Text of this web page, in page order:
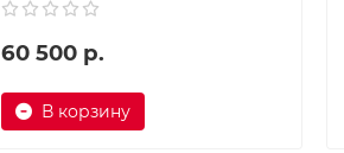
60 500 р.
В корзину